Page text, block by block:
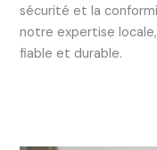
sécurité et la
notre expertise
fiable et durable.